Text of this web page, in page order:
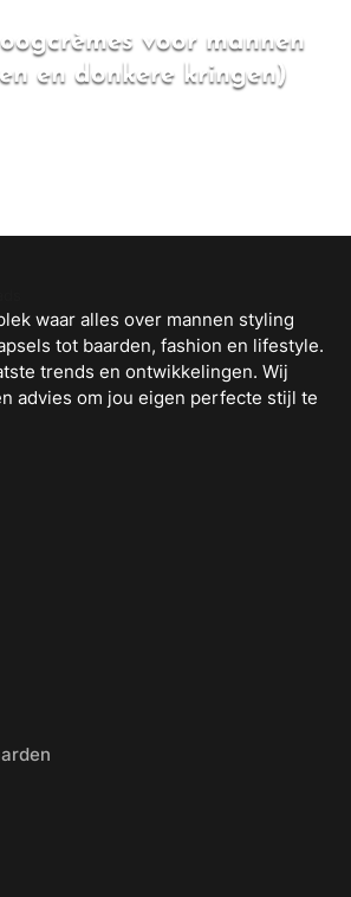
voor mannen
en donkere kringen)
waar alles over mannen styling
tot baarden, fashion en lifestyle.
trends en ontwikkelingen. Wij
advies om jou eigen perfecte stijl te